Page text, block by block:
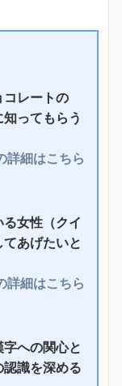
コレートの
知ってもらう
詳細はこちら
女性（クイ
あげたいと
詳細はこちら
字への関心と
識を深める